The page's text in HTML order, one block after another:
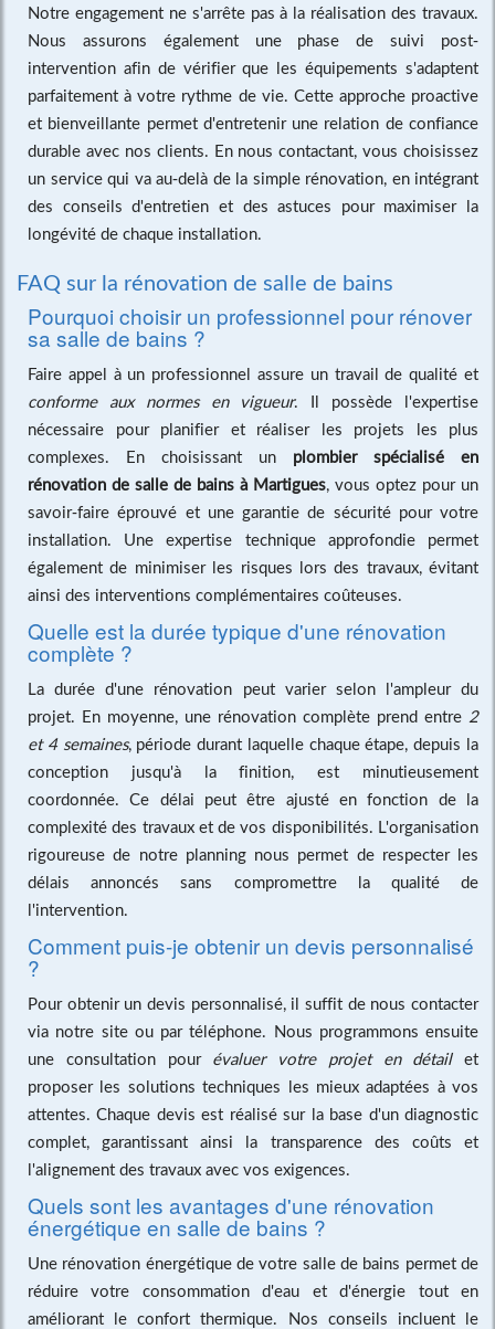
Notre engagement ne s'arrête pas à la réalisation des travaux.
Nous assurons également une phase de suivi post-
intervention afin de vérifier que les équipements s'adaptent
parfaitement à votre rythme de vie. Cette approche proactive
et bienveillante permet d'entretenir une relation de confiance
durable avec nos clients. En nous contactant, vous choisissez
un service qui va au-delà de la simple rénovation, en intégrant
des conseils d'entretien et des astuces pour maximiser la
longévité de chaque installation.
FAQ sur la rénovation de salle de bains
Pourquoi choisir un professionnel pour rénover
sa salle de bains ?
Faire appel à un professionnel assure un travail de qualité et
conforme aux normes en vigueur. Il possède l'expertise
nécessaire pour planifier et réaliser les projets les plus
complexes. En choisissant un plombier spécialisé en
rénovation de salle de bains à Martigues, vous optez pour un
savoir-faire éprouvé et une garantie de sécurité pour votre
installation. Une expertise technique approfondie permet
également de minimiser les risques lors des travaux, évitant
ainsi des interventions complémentaires coûteuses.
Quelle est la durée typique d'une rénovation
complète ?
La durée d'une rénovation peut varier selon l'ampleur du
projet. En moyenne, une rénovation complète prend entre 2
et 4 semaines, période durant laquelle chaque étape, depuis la
conception jusqu'à la finition, est minutieusement
coordonnée. Ce délai peut être ajusté en fonction de la
complexité des travaux et de vos disponibilités. L'organisation
rigoureuse de notre planning nous permet de respecter les
délais annoncés sans compromettre la qualité de
l'intervention.
Comment puis-je obtenir un devis personnalisé
?
Pour obtenir un devis personnalisé, il suffit de nous contacter
via notre site ou par téléphone. Nous programmons ensuite
une consultation pour évaluer votre projet en détailet
proposer les solutions techniques les mieux adaptées à vos
attentes. Chaque devis est réalisé sur la base d'un diagnostic
complet, garantissant ainsi la transparence des coûts et
l'alignement des travaux avec vos exigences.
Quels sont les avantages d'une rénovation
énergétique en salle de bains ?
Une rénovation énergétique de votre salle de bains permet de
réduire votre consommation d'eau et d'énergie tout en
améliorant le confort thermique. Nos conseils incluent le